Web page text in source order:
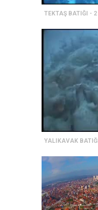
TEKTAŞ BATIĞI - 2
YALIKAVAK BATIĞI